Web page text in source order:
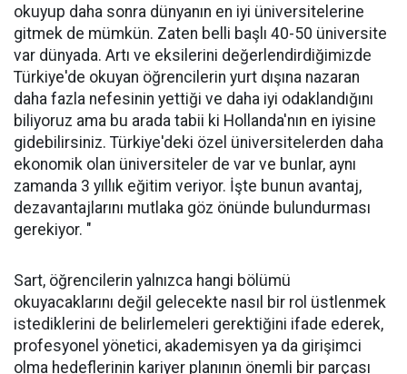
okuyup daha sonra dünyanın en iyi üniversitelerine
gitmek de mümkün. Zaten belli başlı 40-50 üniversite
var dünyada. Artı ve eksilerini değerlendirdiğimizde
Türkiye'de okuyan öğrencilerin yurt dışına nazaran
daha fazla nefesinin yettiği ve daha iyi odaklandığını
biliyoruz ama bu arada tabii ki Hollanda'nın en iyisine
gidebilirsiniz. Türkiye'deki özel üniversitelerden daha
ekonomik olan üniversiteler de var ve bunlar, aynı
zamanda 3 yıllık eğitim veriyor. İşte bunun avantaj,
dezavantajlarını mutlaka göz önünde bulundurması
gerekiyor. "
Sart, öğrencilerin yalnızca hangi bölümü
okuyacaklarını değil gelecekte nasıl bir rol üstlenmek
istediklerini de belirlemeleri gerektiğini ifade ederek,
profesyonel yönetici, akademisyen ya da girişimci
olma hedeflerinin kariyer planının önemli bir parçası